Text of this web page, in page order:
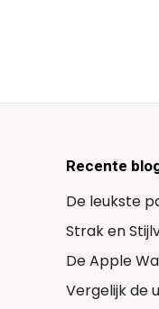
Recente
De leukste
Strak en
De Apple
Vergelijk de